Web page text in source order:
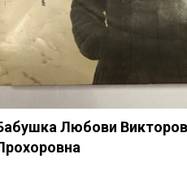
Любови